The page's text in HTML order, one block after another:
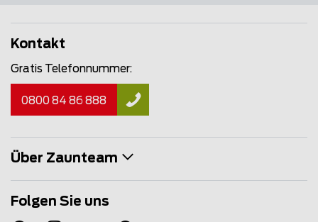
Kontakt
Gratis Telefonnummer:
0800 84 86 888
Über Zaunteam
Folgen Sie uns